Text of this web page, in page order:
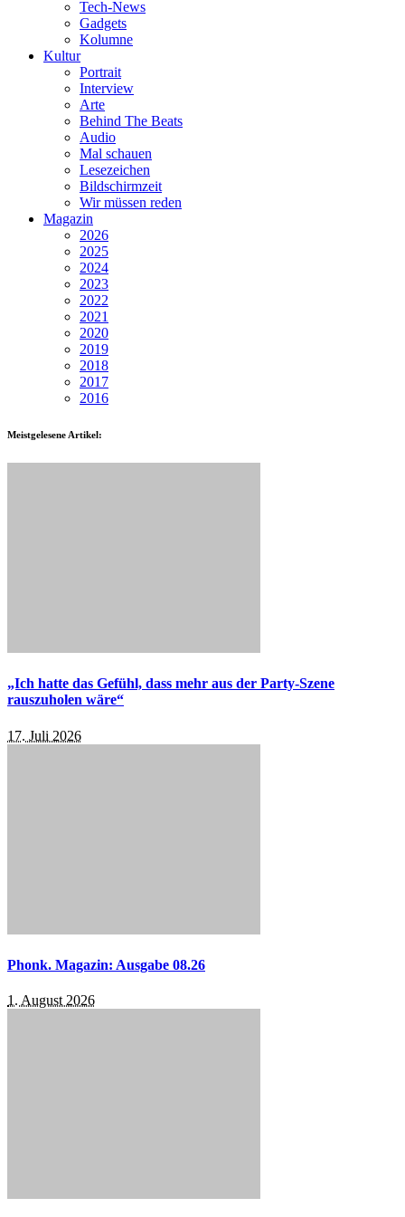
Tech-News
Gadgets
Kolumne
Kultur
Portrait
Interview
Arte
Behind The Beats
Audio
Mal schauen
Lesezeichen
Bildschirmzeit
Wir müssen reden
Magazin
2026
2025
2024
2023
2022
2021
2020
2019
2018
2017
2016
Meistgelesene Artikel:
„Ich hatte das Gefühl, dass mehr aus der Party-Szene
rauszuholen wäre“
17. Juli 2026
Phonk. Magazin: Ausgabe 08.26
1. August 2026